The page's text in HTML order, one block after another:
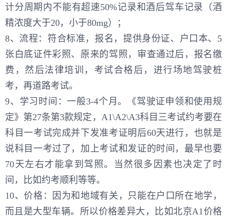
计分周期内不能有超速50%记录和酒后驾车记录（酒
精浓度大于20，小于80mg）；
8、流程：符合标准，报名，提供身份证、户口本、5
张白底证件彩照、原来的驾照，审查通过后，报名缴
费，然后法律培训，考试合格后，进行场地驾驶桩
考，再道路考试。
9、学习时间：一般3-4个月。《驾驶证申领和使用规
定》第27条第3款规定，A1\A2\A3科目三考试约考要在
科目一考试完成并下发准考证明后60天进行，也就是
说科目一考过了，加上考试和发证的时间，最早也要
70天左右才能拿到驾照。当然很多因素也决定了时
间，比如约考顺利等等。
10、价格：因为和地域有关，只能在户口所在地学，
而且是大型车辆。所以价格差异大，比如北京A1价格